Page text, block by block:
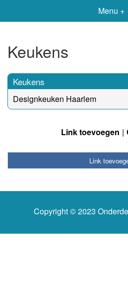
Menu +
Keukens
Keukens
Designkeuken Haarlem
Link toevoegen
Link
Copyright © 2023